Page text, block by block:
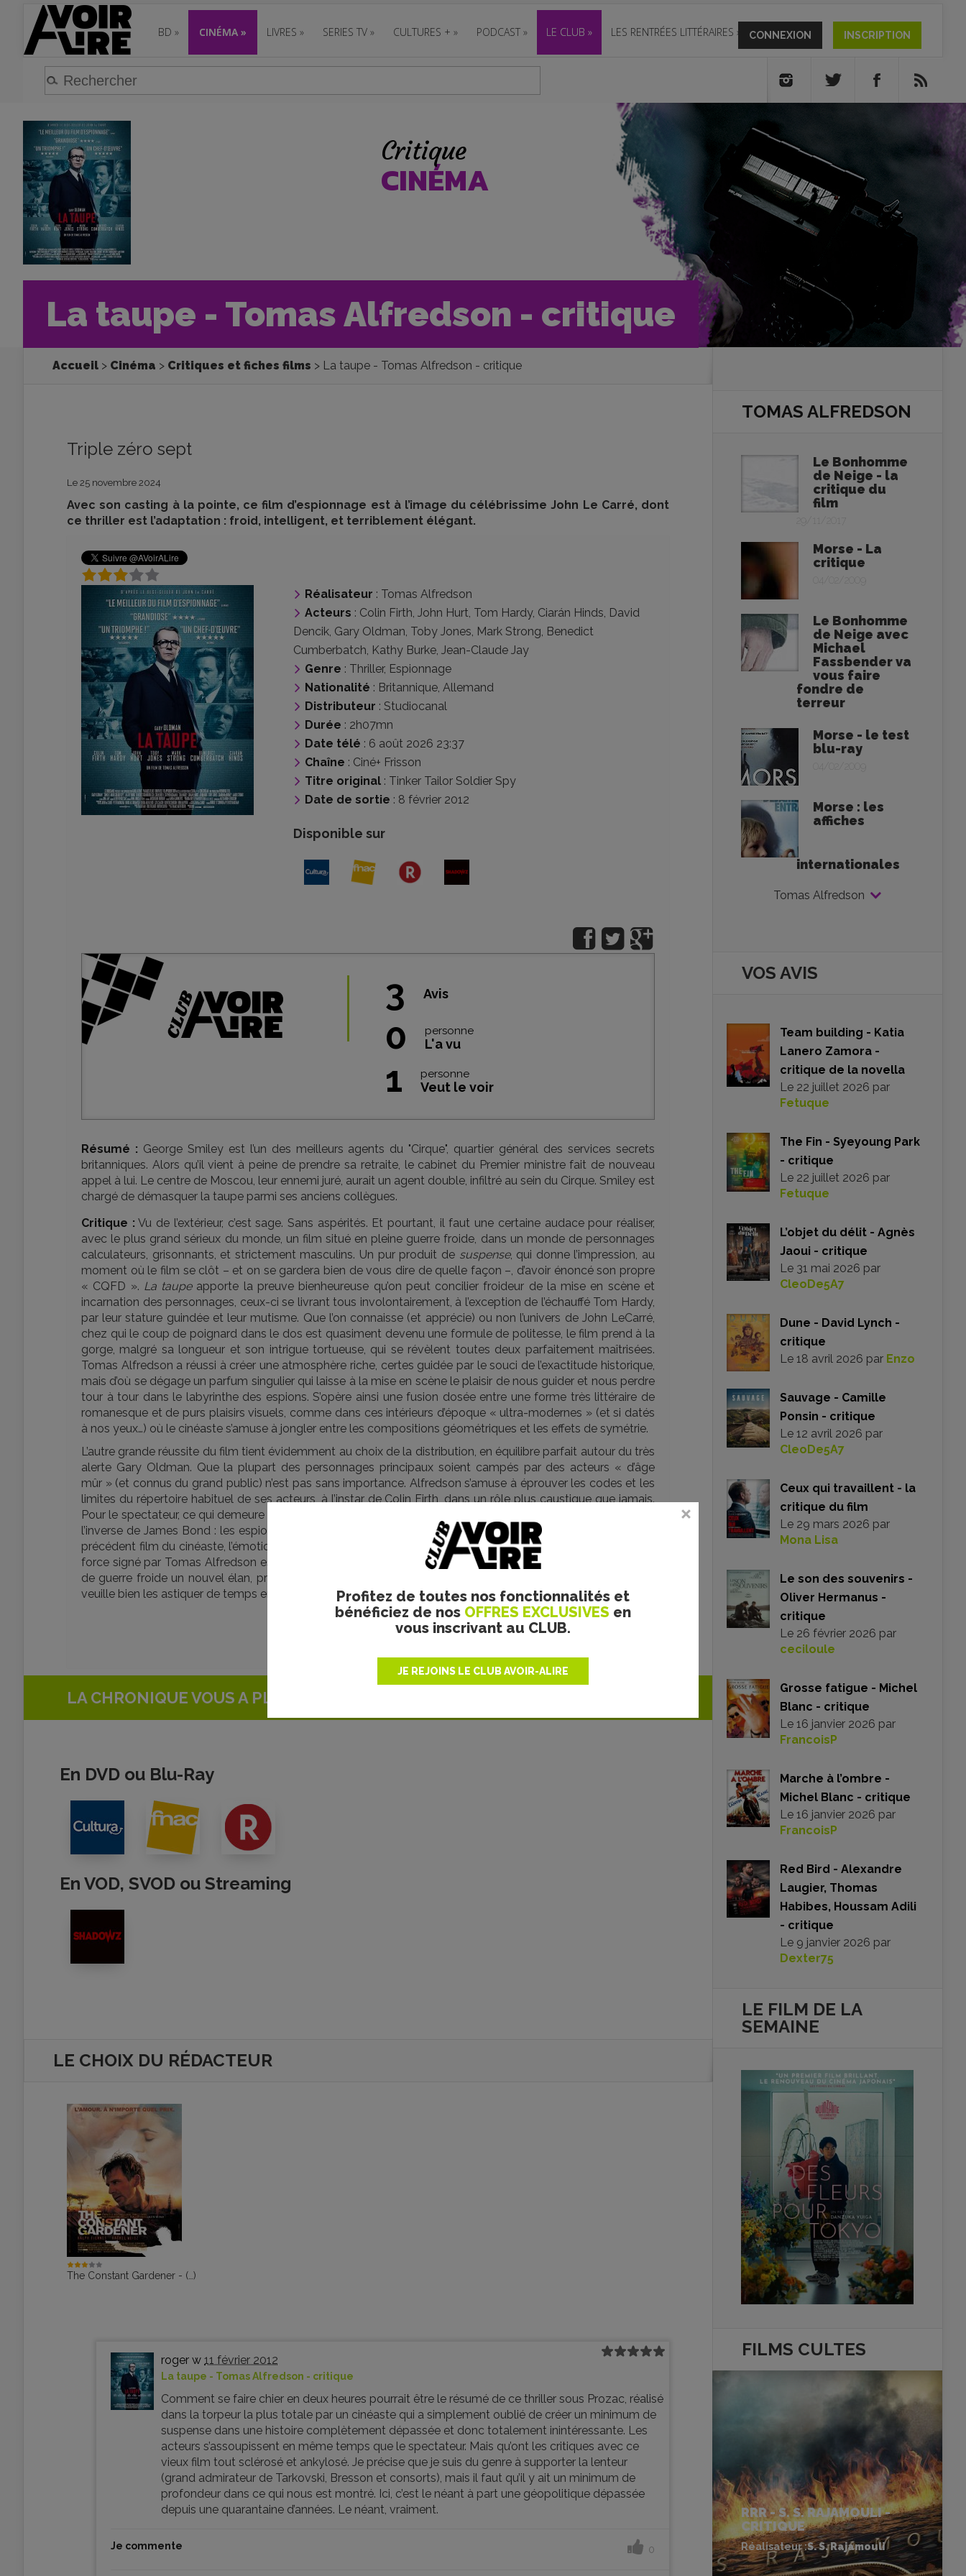
BD » CINÉMA » LIVRES » SERIES TV » CULTURES + » PODCAST » LE CLUB » LES RENTRÉES LITTÉRAIRES » CONNEXION INSCRIPTION
Profitez de toutes nos fonctionnalités et
bénéficiez de nos OFFRES EXCLUSIVES en
vous inscrivant au CLUB.
JE REJOINS LE CLUB AVOIR-ALIRE
Critique
CINÉMA
La taupe - Tomas Alfredson - critique
Accueil Cinéma Critiques et fiches films La taupe - Tomas Alfredson - critique
Triple zéro sept
Le 25 novembre 2024
Avec son casting à la pointe, ce film d’espionnage est à l’image du célébrissime John Le Carré, dont
ce thriller est l’adaptation : froid, intelligent, et terriblement élégant.
Réalisateur : Tomas Alfredson
Acteurs : Colin Firth, John Hurt, Tom Hardy, Ciarán Hinds, David
Dencik, Gary Oldman, Toby Jones, Mark Strong, Benedict
Cumberbatch, Kathy Burke, Jean-Claude Jay
Genre : Thriller, Espionnage
Nationalité : Britannique, Allemand
Distributeur : Studiocanal
Durée : 2h07mn
Date télé : 6 août 2026 23:37
Chaîne : Ciné+ Frisson
Titre original : Tinker Tailor Soldier Spy
Date de sortie : 8 février 2012
Disponible sur
3 Avis
0 personne
L'a vu
1 personne
Veut le voir
Résumé : George Smiley est l’un des meilleurs agents du "Cirque", quartier général des services secrets
britanniques. Alors qu’il vient à peine de prendre sa retraite, le cabinet du Premier ministre fait de nouveau
appel à lui. Le centre de Moscou, leur ennemi juré, aurait un agent double, infiltré au sein du Cirque. Smiley est
chargé de démasquer la taupe parmi ses anciens collègues.
Critique : Vu de l’extérieur, c’est sage. Sans aspérités. Et pourtant, il faut une certaine audace pour réaliser,
avec le plus grand sérieux du monde, un film situé en pleine guerre froide, dans un monde de personnages
calculateurs, grisonnants, et strictement masculins. Un pur produit de suspense, qui donne l’impression, au
moment où le film se clôt – et on se gardera bien de vous dire de quelle façon –, d’avoir énoncé son propre
« CQFD ». La taupeapporte la preuve bienheureuse qu’on peut concilier froideur de la mise en scène et
incarnation des personnages, ceux-ci se livrant tous involontairement, à l’exception de l’échauffé Tom Hardy,
par leur stature guindée et leur mutisme. Que l’on connaisse (et apprécie) ou non l’univers de John LeCarré,
chez qui le coup de poignard dans le dos est quasiment devenu une formule de politesse, le film prend à la
gorge, malgré sa longueur et son intrigue tortueuse, qui se révèlent toutes deux parfaitement maîtrisées.
Tomas Alfredson a réussi à créer une atmosphère riche, certes guidée par le souci de l’exactitude historique,
mais d’où se dégage un parfum singulier qui laisse à la mise en scène le plaisir de nous guider et nous perdre
tour à tour dans le labyrinthe des espions. S’opère ainsi une fusion dosée entre une forme très littéraire de
romanesque et de purs plaisirs visuels, comme dans ces intérieurs d’époque « ultra-modernes » (et si datés
à nos yeux…) où le cinéaste s’amuse à jongler entre les compositions géométriques et les effets de symétrie.
L’autre grande réussite du film tient évidemment au choix de la distribution, en équilibre parfait autour du très
alerte Gary Oldman. Que la plupart des personnages principaux soient campés par des acteurs « d’âge
mûr » (et connus du grand public) n’est pas sans importance. Alfredson s’amuse à éprouver les codes et les
limites du répertoire habituel de ses acteurs, à l’instar de Colin Firth, dans un rôle plus caustique que jamais.
Pour le spectateur, ce qui demeure est un pur plaisir devant ces numéros virtuoses au phlegme feint. C’est ici
l’inverse de James Bond : les espions dissimulent, mais ne plaisantent pas souvent. Comme dans
précédent film du cinéaste, l’émotion est progressive, diffuse – sourde, presque, mais bien réelle. Le coup de
force signé par Tomas Alfredson est d’être parvenu à redonner à ces atmosphères vénéneuses d’espions et
de guerre froide un nouvel élan, preuve s’il en fallait une que les genres ne meurent jamais, pour peu qu’on
veuille bien les astiquer de temps en temps…
Camille Lugan
LA CHRONIQUE VOUS A PLU ?
En DVD ou Blu-Ray
En VOD, SVOD ou Streaming
LE CHOIX DU RÉDACTEUR
The Constant Gardener - (…)
roger w 11 février 2012
La taupe - Tomas Alfredson - critique
Comment se faire chier en deux heures pourrait être le résumé de ce thriller sous Prozac, réalisé
dans la torpeur la plus totale par un cinéaste qui a simplement oublié de créer un minimum de
suspense dans une histoire complètement dépassée et donc totalement inintéressante. Les
acteurs s’assoupissent en même temps que le spectateur. Mais qu’ont les critiques avec ce
vieux film tout sclérosé et ankylosé. Je précise que je suis du genre à supporter la lenteur
(grand admirateur de Tarkovski, Bresson et consorts), mais il faut qu’il y ait un minimum de
profondeur dans ce qui nous est montré. Ici, c’est le néant à part une géopolitique dépassée
depuis une quarantaine d’années. Le néant, vraiment.
Je commente 0
TOMAS ALFREDSON
Le Bonhomme
de Neige - la
critique du
film
Morse - La
critique
04/02/2009
Le Bonhomme
de Neige avec
Michael
Fassbender va
vous faire
fondre de
terreur
Morse - le test
blu-ray
04/02/2009
Morse : les
affiches
internationales
Tomas Alfredson
VOS AVIS
Team building - Katia
Lanero Zamora -
critique de la novella
Le 22 juillet 2026 par
Fetuque
The Fin - Syeyoung Park
- critique
Le 22 juillet 2026 par
Fetuque
L’objet du délit - Agnès
Jaoui - critique
Le 31 mai 2026 par
CleoDe5A7
Dune - David Lynch -
critique
Le 18 avril 2026 par Enzo
Sauvage - Camille
Ponsin - critique
Le 12 avril 2026 par
CleoDe5A7
Ceux qui travaillent - la
critique du film
Le 29 mars 2026 par
Mona Lisa
Le son des souvenirs -
Oliver Hermanus -
critique
Le 26 février 2026 par
ceciloule
Grosse fatigue - Michel
Blanc - critique
Le 16 janvier 2026 par
FrancoisP
Marche à l’ombre -
Michel Blanc - critique
Le 16 janvier 2026 par
FrancoisP
Red Bird - Alexandre
Laugier, Thomas
Habibes, Houssam Adili
- critique
Le 9 janvier 2026 par
Dexter75
LE FILM DE LA
SEMAINE
FILMS CULTES
RRR - S. S. RAJAMOULI -
CRITIQUE
Réalisateur :S. S. Rajamouli